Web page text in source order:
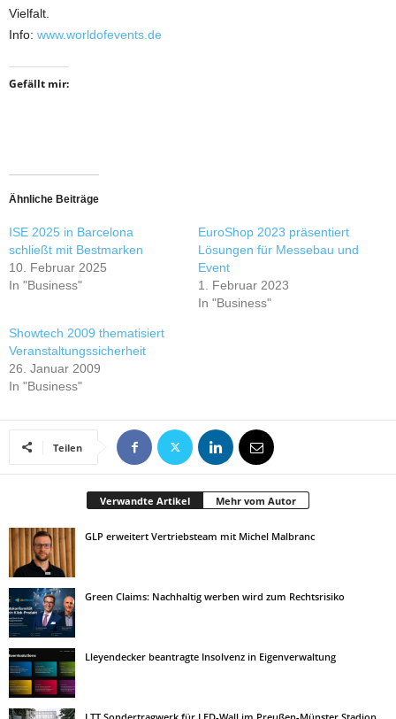
Vielfalt.
Info: www.worldofevents.de
Gefällt mir:
Ähnliche Beiträge
ISE 2025 in Barcelona
schließt mit Bestmarken
10. Februar 2025
In "Business"
EuroShop 2023 präsentiert
Lösungen für Messebau und
Event
1. Februar 2023
In "Business"
Showtech 2009 thematisiert
Veranstaltungssicherheit
26. Januar 2009
In "Business"
Teilen
Verwandte Artikel Mehr vom Autor
GLP erweitert Vertriebsteam mit Michel Malbranc
Green Claims: Nachhaltig werben wird zum Rechtsrisiko
Lleyendecker beantragte Insolvenz in Eigenverwaltung